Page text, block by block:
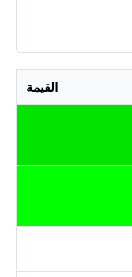
القيمة